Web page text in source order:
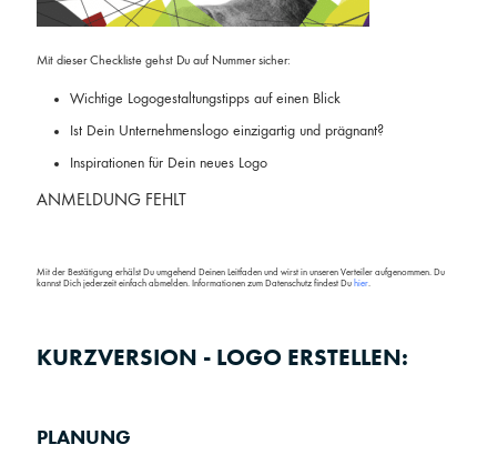
Mit dieser Checkliste gehst Du auf Nummer sicher:
Wichtige Logogestaltungstipps auf einen Blick
Ist Dein Unternehmenslogo einzigartig und prägnant?
Inspirationen für Dein neues Logo
ANMELDUNG FEHLT
Mit der Bestätigung erhälst Du umgehend Deinen Leitfaden und wirst in unseren Verteiler aufgenommen. Du
kannst Dich jederzeit einfach abmelden. Informationen zum Datenschutz findest Du hier.
KURZVERSION - LOGO ERSTELLEN:
PLANUNG